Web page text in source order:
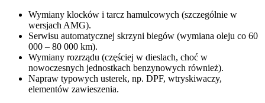
Wymiany klocków i tarcz hamulcowych (szczególnie w
wersjach AMG).
Serwisu automatycznej skrzyni biegów (wymiana oleju co 60
000 – 80 000 km).
Wymiany rozrządu (częściej w dieslach, choć w
nowoczesnych jednostkach benzynowych również).
Napraw typowych usterek, np. DPF, wtryskiwaczy,
elementów zawieszenia.